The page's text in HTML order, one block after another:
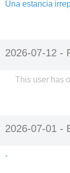
Una estancia
2026-07-12 -
This user has
2026-07-01 -
-